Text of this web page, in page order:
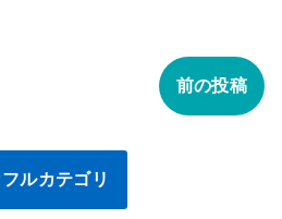
前の投稿
ルカテゴリ